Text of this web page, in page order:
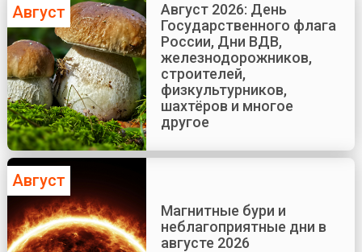
Август
Август 2026: День
Государственного флага
России, Дни ВДВ,
железнодорожников,
строителей,
физкультурников,
шахтёров и многое
другое
Август
Магнитные бури и
неблагоприятные дни в
августе 2026